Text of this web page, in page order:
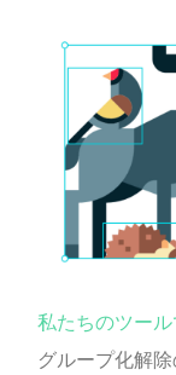
私たちのツー
グループ化解